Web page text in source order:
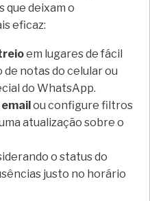
que deixam o
eficaz:
em lugares de fácil
de notas do celular ou
do WhatsApp.
ou configure filtros
atualização sobre o
o status do
justo no horário